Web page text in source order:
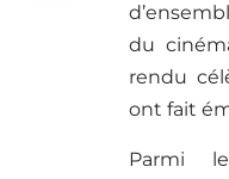
du
rendu
ont fait
Parmi